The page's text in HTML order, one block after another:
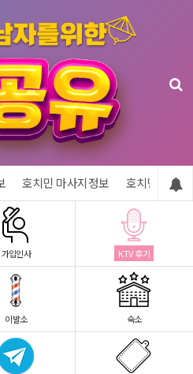
호치민 마사지정보 호치민 숙소
가입인사 KTV 후기
이발소 숙소